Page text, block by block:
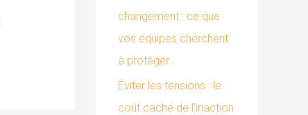
:changement : ce que
vos équipes cherchent
à protéger
Éviter les tensions : le
coût caché de l’inaction